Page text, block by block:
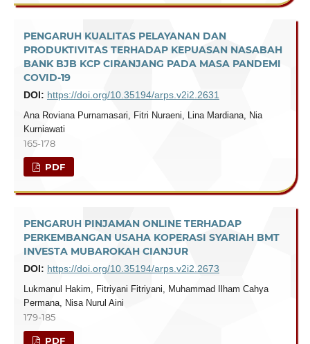
PENGARUH KUALITAS PELAYANAN DAN
PRODUKTIVITAS TERHADAP KEPUASAN NASABAH
BANK BJB KCP CIRANJANG PADA MASA PANDEMI
COVID-19
DOI: https://doi.org/10.35194/arps.v2i2.2631
Ana Roviana Purnamasari, Fitri Nuraeni, Lina Mardiana, Nia
Kurniawati
165-178
PDF
PENGARUH PINJAMAN ONLINE TERHADAP
PERKEMBANGAN USAHA KOPERASI SYARIAH BMT
INVESTA MUBAROKAH CIANJUR
DOI: https://doi.org/10.35194/arps.v2i2.2673
Lukmanul Hakim, Fitriyani Fitriyani, Muhammad Ilham Cahya
Permana, Nisa Nurul Aini
179-185
PDF